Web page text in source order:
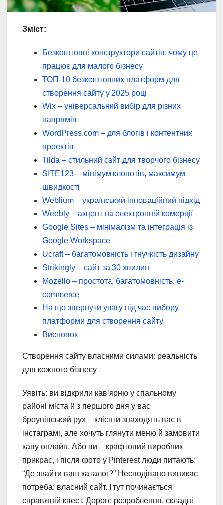
Зміст:
Безкоштовні конструктори сайтів: чому це
працює для малого бізнесу
ТОП-10 безкоштовних платформ для
створення сайту у 2025 році
Wix – універсальний вибір для різних
напрямів
WordPress.com – для блогів і контентних
проектів
Tilda – стильний сайт для творчого бізнесу
SITE123 – мінімум клопотів, максимум
швидкості
Weblium – український інноваційний підхід
Weebly – акцент на електронній комерції
Google Sites – мінімалізм та інтеграція із
Google Workspace
Ucraft – багатомовність і гнучкість дизайну
Strikingly – сайт за 30 хвилин
Mozello – простота, багатомовність, e-
commerce
На що звернути увагу під час вибору
платформи для створення сайту
Висновок
Створення сайту власними силами: реальність
для кожного бізнесу
Уявіть: ви відкрили кав’ярню у спальному
районі міста й з першого дня у вас
броунівський рух – клієнти знаходять вас в
інстаграмі, але хочуть глянути меню й замовити
каву онлайн. Або ви – крафтовий виробник
прикрас, і після фото у Pinterest люди питають:
“Де знайти ваш каталог?” Несподівано виникає
потреба: власний сайт. І тут починається
справжній квест. Дороге розроблення, складні